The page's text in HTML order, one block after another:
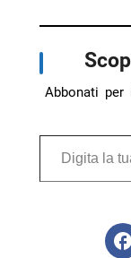
Abbonati
Digita la tua e-mail...